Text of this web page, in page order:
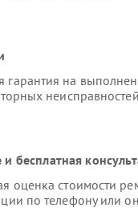
гарантия на
неисправностей
бесплатная
оценка стоимости
по телефону или